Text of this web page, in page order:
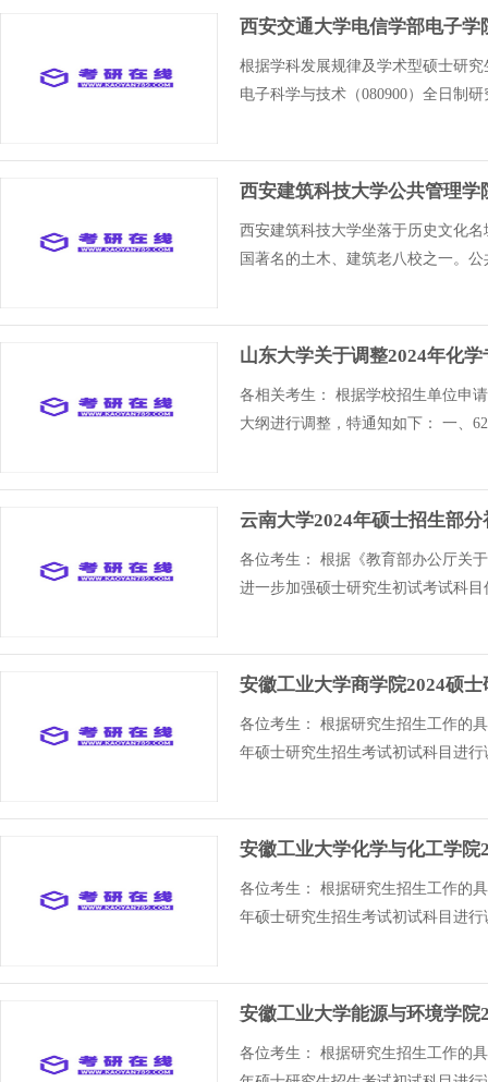
西安交通大学电信学部电子
根据学科发展规律及学术型硕士研
电子科学与技术（080900）全日制
西安建筑科技大学公共管理
西安建筑科技大学坐落于历史文化
国著名的土木、建筑老八校之一。
山东大学关于调整2024年化
各相关考生： 根据学校招生单位申
大纲进行调整，特通知如下： 一、
云南大学2024年硕士招生部
各位考生： 根据《教育部办公厅关
进一步加强硕士研究生初试考试科
安徽工业大学商学院2024硕
各位考生： 根据研究生招生工作的
年硕士研究生招生考试初试科目进
安徽工业大学化学与化工学
各位考生： 根据研究生招生工作的
年硕士研究生招生考试初试科目进
安徽工业大学能源与环境学
各位考生： 根据研究生招生工作的